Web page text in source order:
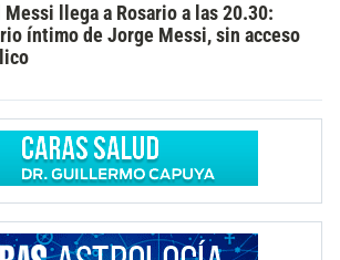
llega a Rosario a las 20.30:
íntimo de Jorge Messi, sin acceso